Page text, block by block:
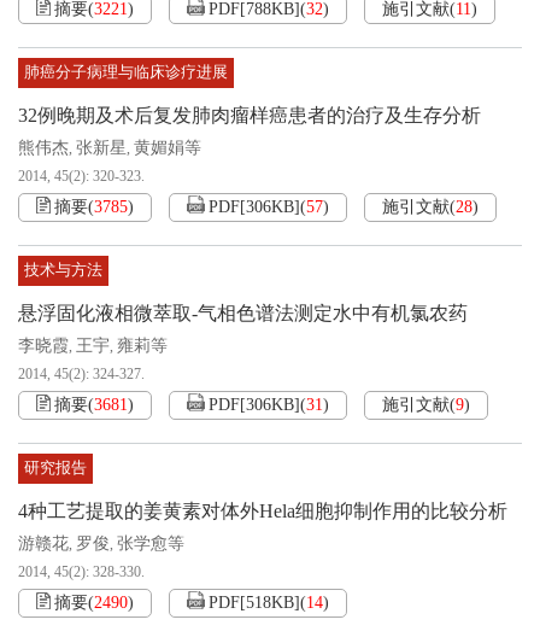
摘要(3221) PDF[788KB](32) 施引文献(11)
肺癌分子病理与临床诊疗进展
32例晚期及术后复发肺肉瘤样癌患者的治疗及生存分析
熊伟杰, 张新星, 黄媚娟等
2014, 45(2): 320-323.
摘要(3785) PDF[306KB](57) 施引文献(28)
技术与方法
悬浮固化液相微萃取-气相色谱法测定水中有机氯农药
李晓霞, 王宇, 雍莉等
2014, 45(2): 324-327.
摘要(3681) PDF[306KB](31) 施引文献(9)
研究报告
4种工艺提取的姜黄素对体外Hela细胞抑制作用的比较分析
游赣花, 罗俊, 张学愈等
2014, 45(2): 328-330.
摘要(2490) PDF[518KB](14)